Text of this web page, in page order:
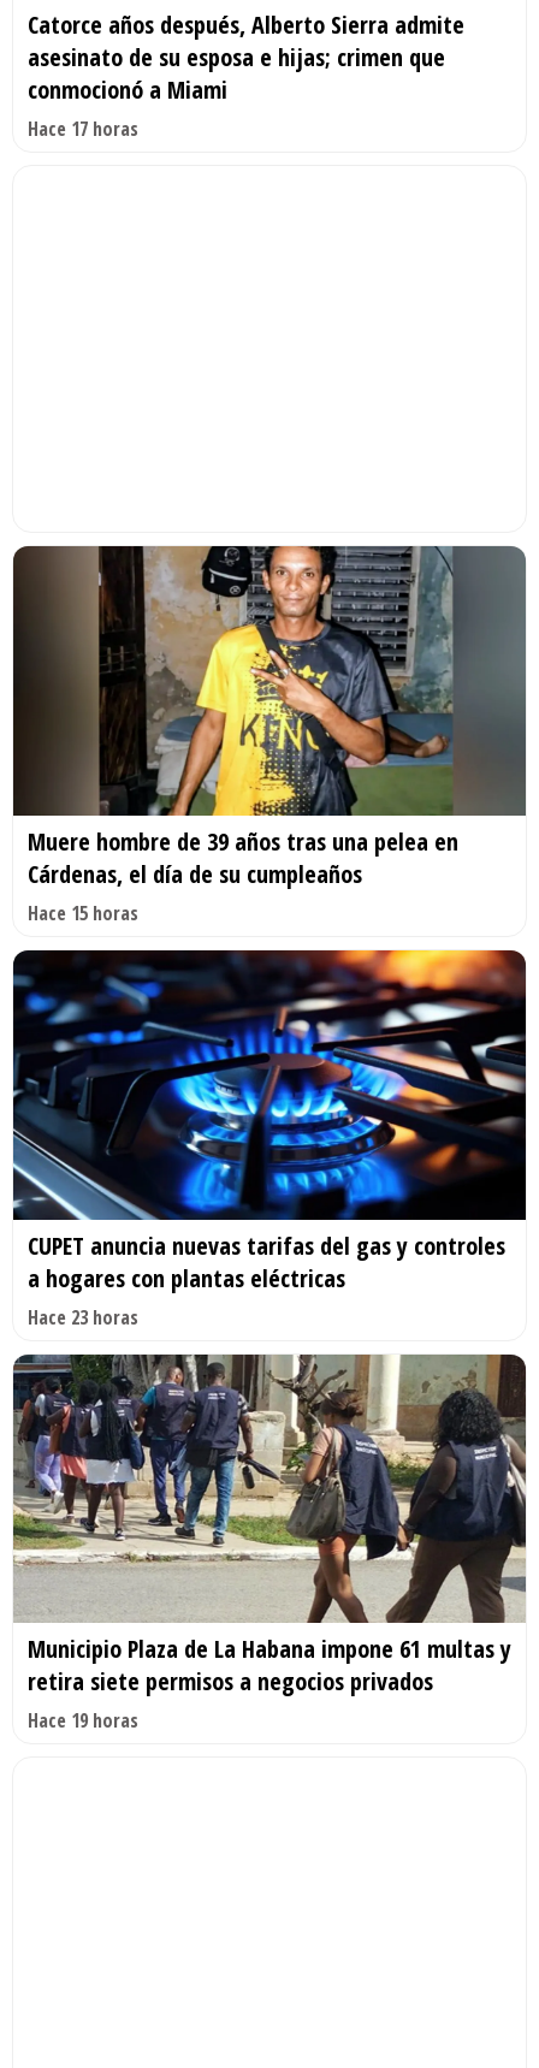
Catorce años después, Alberto Sierra admite
asesinato de su esposa e hijas; crimen que
conmocionó a Miami
Hace 17 horas
Muere hombre de 39 años tras una pelea en
Cárdenas, el día de su cumpleaños
Hace 15 horas
CUPET anuncia nuevas tarifas del gas y controles
a hogares con plantas eléctricas
Hace 23 horas
Municipio Plaza de La Habana impone 61 multas y
retira siete permisos a negocios privados
Hace 19 horas